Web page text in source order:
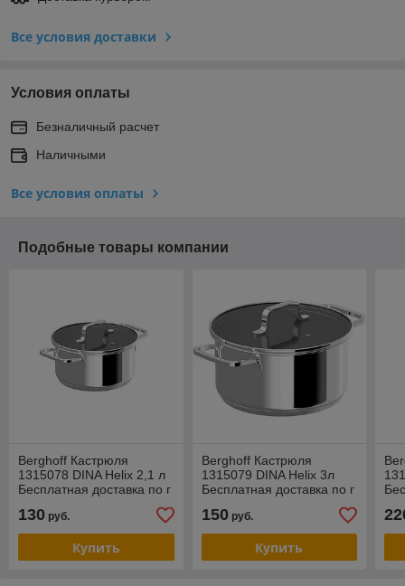
Все условия доставки
Условия оплаты
Безналичный расчет
Наличными
Все условия оплаты
Подобные товары компании
Berghoff Кастрюля
1315078 DINA Helix 2,1 л
Бесплатная доставка по г
130 руб.
Купить
Berghoff Кастрюля
1315079 DINA Helix 3л
Бесплатная доставка по г
гарантия
150руб.
Купить